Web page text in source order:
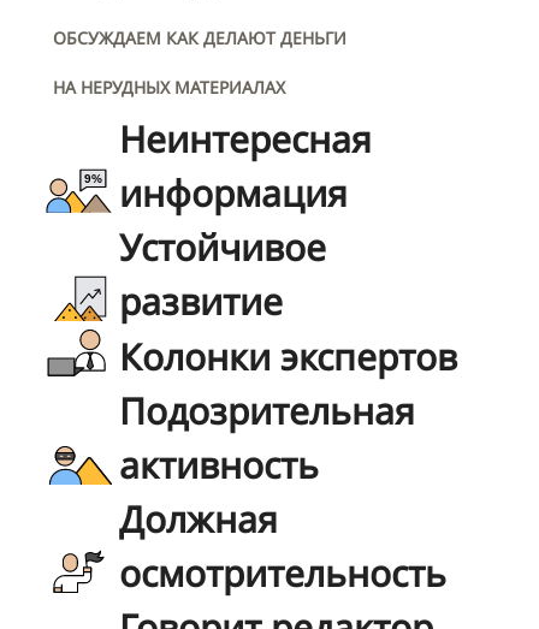
ОБСУЖДАЕМ КАК ДЕЛАЮТ ДЕНЬГИ
НА НЕРУДНЫХ МАТЕРИАЛАХ
Неинтересная
информация
Устойчивое
развитие
Колонки экспертов
Подозрительная
активность
Должная
осмотрительность